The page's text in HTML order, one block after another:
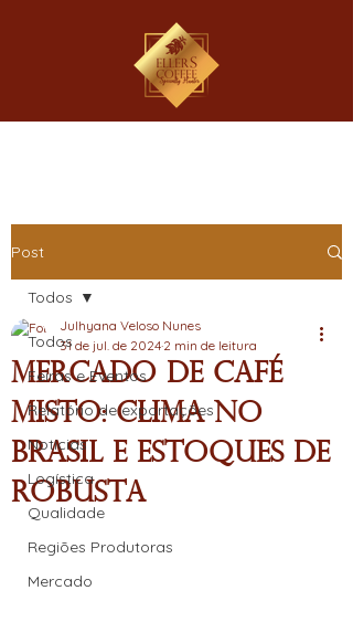
Post
Todos
Feiras e Eventos
Relatório de exportações
Notícias
Logística
Qualidade
Regiões Produtoras
Mercado
Todos
Mercado de Café
Misto: Clima no
Brasil e Estoques de
Robusta
Julhyana Veloso Nunes
31 de jul. de 2024 2 min de leitura